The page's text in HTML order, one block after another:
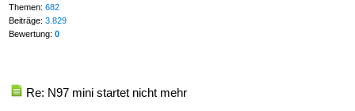
Themen: 682
Beiträge: 3.829
Bewertung: 0
Re: N97 mini startet nicht mehr